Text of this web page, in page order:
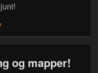
og mapper!